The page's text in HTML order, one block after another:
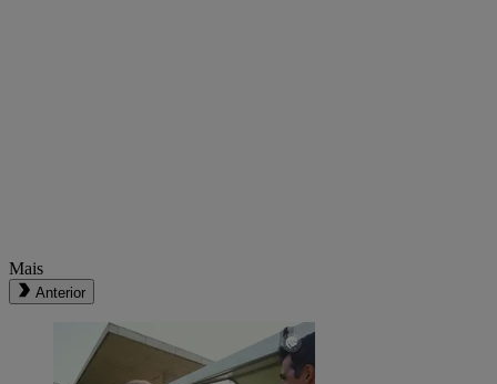
Mais
Anterior